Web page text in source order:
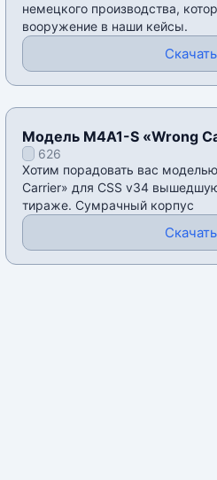
немецкого производства,
вооружение в наши кейсы.
Скачать
Модель M4A1-S «Wrong
626
Хотим порадовать вас
Carrier» для CSS v34
тираже. Сумрачный корпус
Скачать